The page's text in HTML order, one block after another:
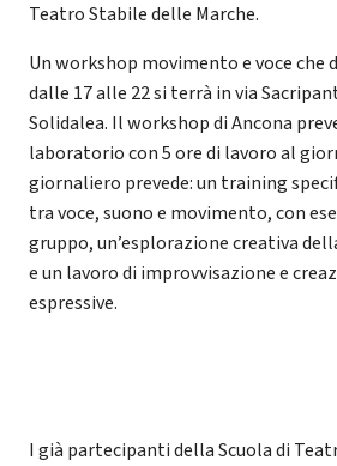
Teatro Stabile delle Marche.
Un workshop movimento e voce che
dalle 17 alle 22 si terrà in via
Solidalea. Il workshop di Ancona
laboratorio con 5 ore di lavoro al
giornaliero prevede: un training
tra voce, suono e movimento, con
gruppo, un’esplorazione creativa
e un lavoro di improvvisazione e
espressive.
I già partecipanti della Scuola di